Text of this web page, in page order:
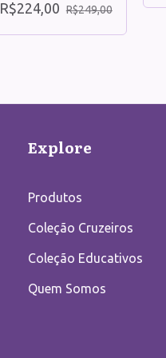
R$224,00 R$249,00
Explore
Produtos
Coleção Cruzeiros
Coleção Educativos
Quem Somos